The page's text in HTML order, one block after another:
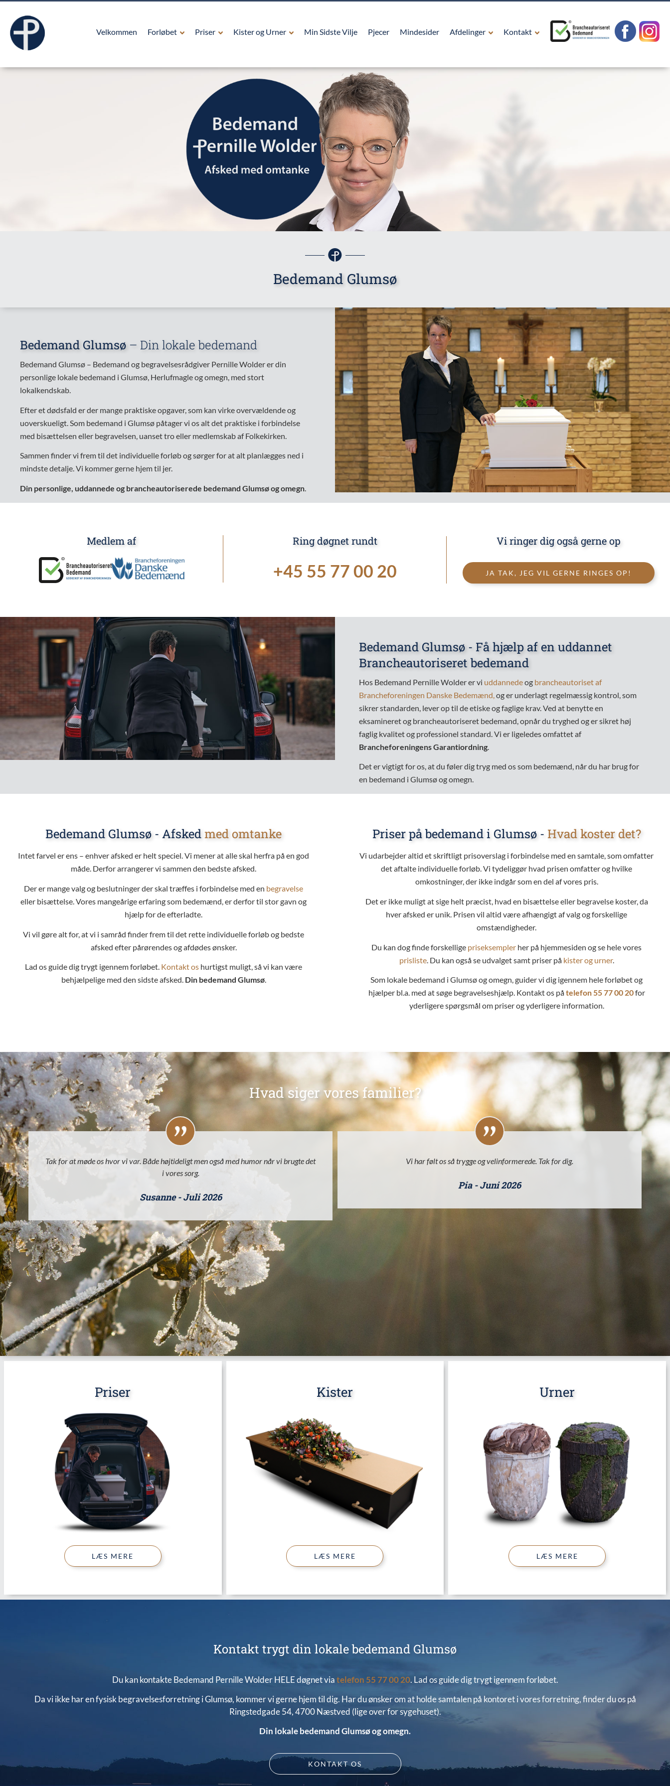
Velkommen Forløbet Priser Kister og Urner Min Sidste Vilje Pjecer Mindesider Afdelinger Kontakt
Bedemand Glumsø
Bedemand Glumsø – Din lokale bedemand
Bedemand Glumsø – Bedemand og begravelsesrådgiver Pernille Wolder er din
personlige lokale bedemand i Glumsø, Herlufmagle og omegn, med stort
lokalkendskab.
Efter et dødsfald er der mange praktiske opgaver, som kan virke overvældende og
uoverskueligt. Som bedemand i Glumsø påtager vi os alt det praktiske i forbindelse
med bisættelsen eller begravelsen, uanset tro eller medlemskab af Folkekirken.
Sammen finder vi frem til det individuelle forløb og sørger for at alt planlægges ned i
mindste detalje. Vi kommer gerne hjem til jer.
Din personlige, uddannede og brancheautoriserede bedemand Glumsø og omegn
Medlem af Ring døgnet rundt
+45 55 77 00 20
Vi ringer dig også gerne op
JA TAK, JEG VIL GERNE RINGES OP!
Bedemand Glumsø - Få hjælp af en uddannet
Brancheautoriseret bedemand
Hos Bedemand Pernille Wolder er vi uddannedeog brancheautoriset af
Brancheforeningen Danske Bedemænd, og er underlagt regelmæssig kontrol, som
sikrer standarden, lever op til de etiske og faglige krav. Ved at benytte en
eksamineret og brancheautoriseret bedemand, opnår du tryghed og er sikret høj
faglig kvalitet og professionel standard. Vi er ligeledes omfattet af
Brancheforeningens Garantiordning
Det er vigtigt for os, at du føler dig tryg med os som bedemænd, når du har brug for
en bedemand i Glumsø og omegn.
Bedemand Glumsø - Afskedmed omtanke
Intet farvel er ens – enhver afsked er helt speciel. Vi mener at alle skal herfra på en god
måde. Derfor arrangerer vi sammen den bedste afsked.
Der er mange valg og beslutninger der skal træffes i forbindelse med en begravelse
eller bisættelse. Vores mangeårige erfaring som bedemænd, er derfor til stor gavn og
hjælp for de efterladte.
Vi vil gøre alt for, at vi i samråd finder frem til det rette individuelle forløb og bedste
afsked efter pårørendes og afdødes ønsker.
Lad os guide dig trygt igennem forløbet. Kontakt os hurtigst muligt, så vi kan være
behjælpelige med den sidste afsked. Din bedemand Glumsø.
Priser på bedemand i Glumsø - Hvad koster det?
Vi udarbejder altid et skriftligt prisoverslag i forbindelse med en samtale, som omfatter
det aftalte individuelle forløb. Vi tydeliggør hvad prisen omfatter og hvilke
omkostninger, der ikke indgår som en del af vores pris.
Det er ikke muligt at sige helt præcist, hvad en bisættelse eller begravelse koster, da
hver afsked er unik. Prisen vil altid være afhængigt af valg og forskellige
omstændigheder.
Du kan dog finde forskellige priseksempler her på hjemmesiden og se hele vores
prisliste. Du kan også se udvalget samt priser på kister og urner.
Som lokale bedemand i Glumsø og omegn, guider vi dig igennem hele forløbet og
hjælper bl.a. med at søge begravelseshjælp. Kontakt os påtelefon55 77 00 20for
yderligere spørgsmål om priser og yderligere information.
Hvad siger vores familier?
Tak for at møde os hvor vi var. Både højtideligt men også med humor når vi brugte det
i vores sorg.
Susanne - Juli 2026
Vi har følt os så trygge og velinformerede. Tak for dig.
Pia - Juni 2026
Priser
LÆS MERE
Kister
LÆS MERE
Urner
LÆS MERE
Kontakt trygt din lokale bedemand Glumsø
Du kan kontakte Bedemand Pernille Wolder HELE døgnet viatelefon 55 77 00 20. Lad os guide dig trygt igennem forløbet.
Da vi ikke har en fysisk begravelsesforretning i Glumsø, kommer vi gerne hjem til dig. Har du ønsker om at holde samtalen på kontoret i vores forretning, finder du os på
Ringstedgade 54, 4700 Næstved (lige over for sygehuset).
Din lokale bedemand Glumsø og omegn.
KONTAKT OS